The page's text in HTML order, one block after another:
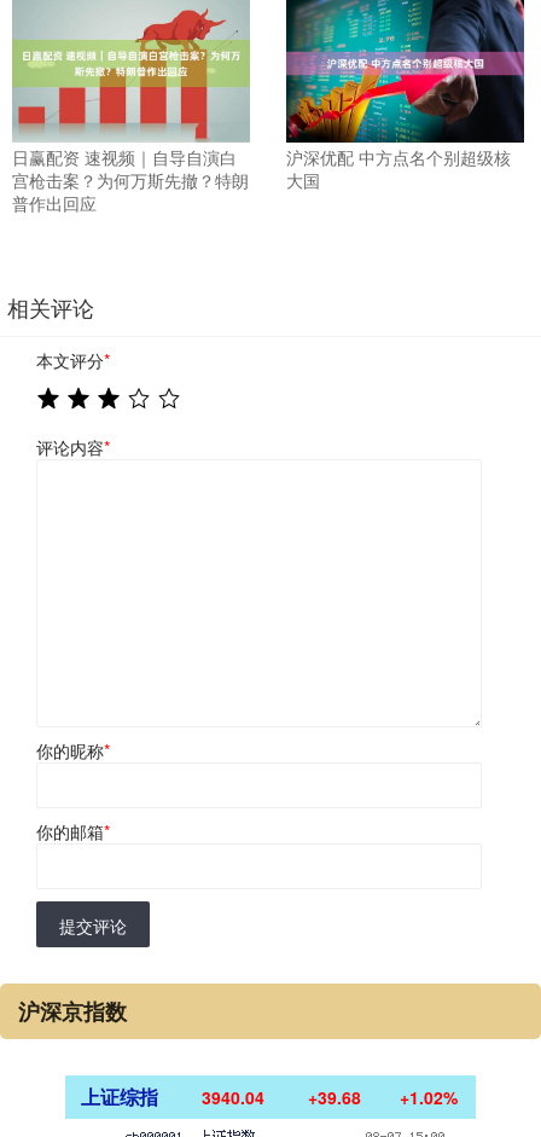
日赢配资 速视频｜自导自演白
宫枪击案？为何万斯先撤？特朗
普作出回应
沪深优配 中方点名个别超级核
大国
相关评论
本文评分*
评论内容*
你的昵称*
你的邮箱*
提交评论
沪深京指数
上证综指 3940.04 +39.68 +1.02%